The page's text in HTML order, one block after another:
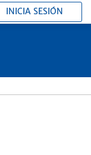
INICIA SESIÓN